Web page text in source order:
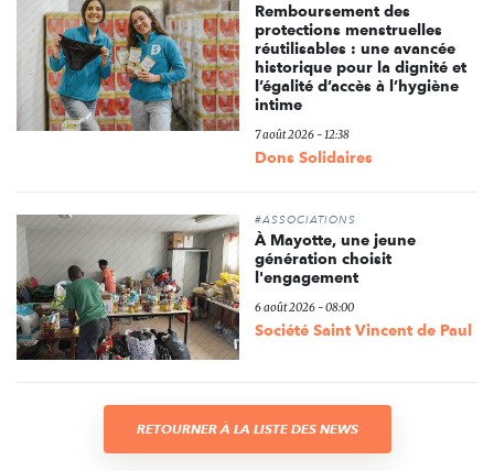
Remboursement des
protections menstruelles
réutilisables : une avancée
historique pour la dignité et
l’égalité d’accès à l’hygiène
intime
7 août 2026 - 12:38
Dons Solidaires
#ASSOCIATIONS
À Mayotte, une jeune
génération choisit
l'engagement
6 août 2026 - 08:00
Société Saint Vincent de Paul
RETOURNER À LA LISTE DES NEWS